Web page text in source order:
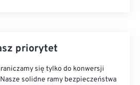
priorytet
się tylko do konwersji
solidne ramy bezpieczeństwa